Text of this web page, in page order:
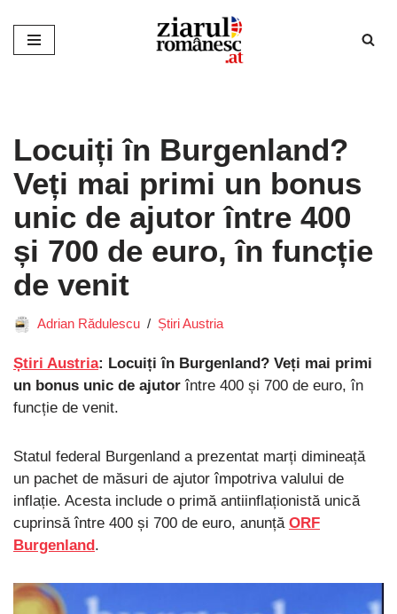
Sari
Locuiți în Burgenland?
Veți mai primi un bonus
unic de ajutor între 400
și 700 de euro, în funcție
de venit
Adrian Rădulescu Știri Austria
Știri Austria: Locuiți în Burgenland? Veți mai primi
un bonus unic de ajutor între 400 și 700 de euro, în
funcție de venit.
Statul federal Burgenland a prezentat marți dimineață
un pachet de măsuri de ajutor împotriva valului de
inflație. Acesta include o primă antiinflaționistă unică
cuprinsă între 400 și 700 de euro, anunță ORF
Burgenland.